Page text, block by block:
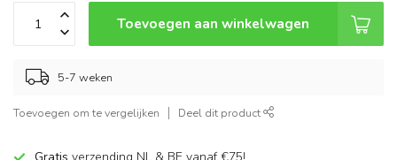
Toevoegen aan winkelwagen
5-7 weken
Toevoegen om te vergelijken Deel dit product